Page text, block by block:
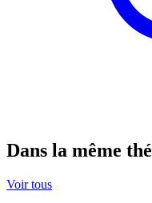
Dans la même
Voir tous